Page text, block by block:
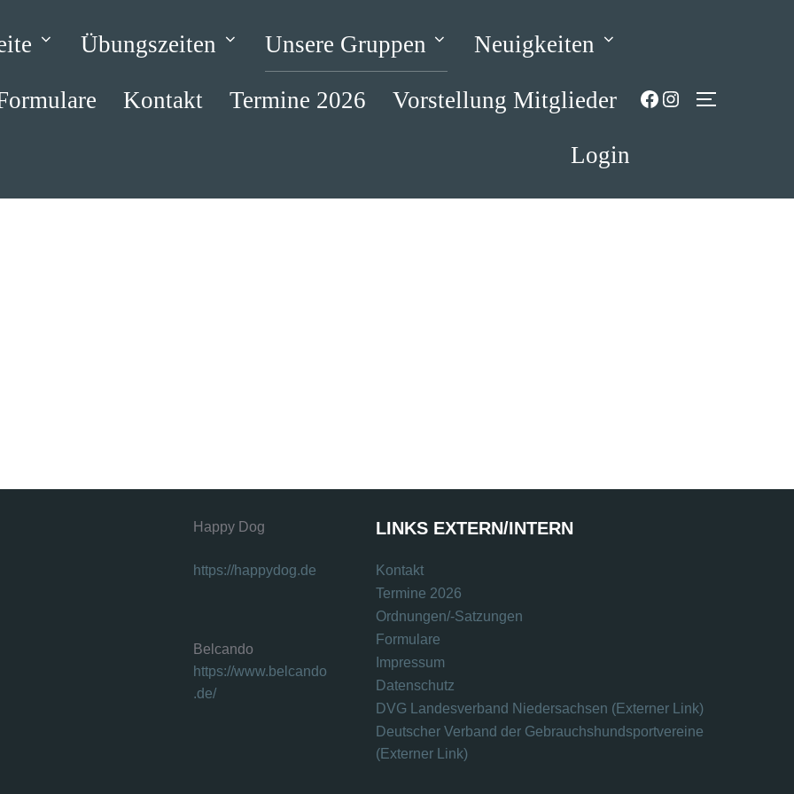
Übungszeiten Unsere Gruppen Neuigkeiten
Kontakt Termine 2026 Vorstellung Mitglieder
Login
Facebook
Instagram
Happy Dog
https://happydog.de
Belcando
https://www.belcando
.de/
LINKS EXTERN/INTERN
Kontakt
Termine 2026
Ordnungen/-Satzungen
Formulare
Impressum
Datenschutz
DVG Landesverband Niedersachsen (Externer Link)
Deutscher Verband der Gebrauchshundsportvereine
(Externer Link)